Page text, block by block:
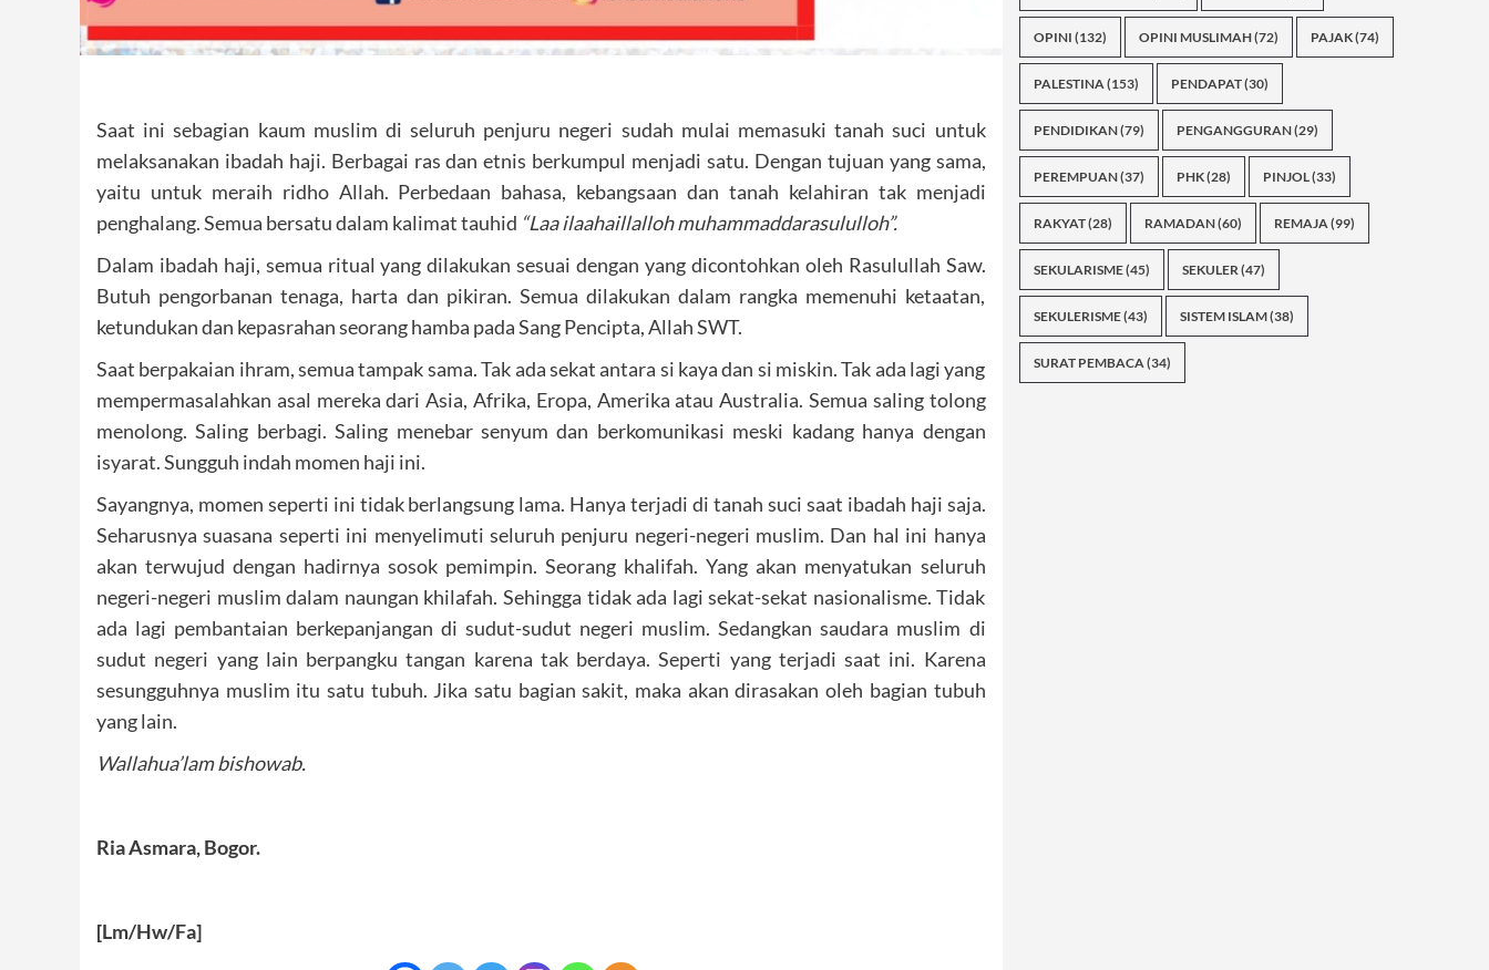
Saat ini sebagian kaum muslim di seluruh penjuru negeri sudah mulai memasuki tanah suci untuk
melaksanakan ibadah haji. Berbagai ras dan etnis berkumpul menjadi satu. Dengan tujuan yang sama,
yaitu untuk meraih ridho Allah. Perbedaan bahasa, kebangsaan dan tanah kelahiran tak menjadi
penghalang. Semua bersatu dalam kalimat tauhid “Laa ilaahaillalloh muhammaddarasululloh”.
Dalam ibadah haji, semua ritual yang dilakukan sesuai dengan yang dicontohkan oleh Rasulullah Saw.
Butuh pengorbanan tenaga, harta dan pikiran. Semua dilakukan dalam rangka memenuhi ketaatan,
ketundukan dan kepasrahan seorang hamba pada Sang Pencipta, Allah SWT.
Saat berpakaian ihram, semua tampak sama. Tak ada sekat antara si kaya dan si miskin. Tak ada lagi yang
mempermasalahkan asal mereka dari Asia, Afrika, Eropa, Amerika atau Australia. Semua saling tolong
menolong. Saling berbagi. Saling menebar senyum dan berkomunikasi meski kadang hanya dengan
isyarat. Sungguh indah momen haji ini.
Sayangnya, momen seperti ini tidak berlangsung lama. Hanya terjadi di tanah suci saat ibadah haji saja.
Seharusnya suasana seperti ini menyelimuti seluruh penjuru negeri-negeri muslim. Dan hal ini hanya
akan terwujud dengan hadirnya sosok pemimpin. Seorang khalifah. Yang akan menyatukan seluruh
negeri-negeri muslim dalam naungan khilafah. Sehingga tidak ada lagi sekat-sekat nasionalisme. Tidak
ada lagi pembantaian berkepanjangan di sudut-sudut negeri muslim. Sedangkan saudara muslim di
sudut negeri yang lain berpangku tangan karena tak berdaya. Seperti yang terjadi saat ini. Karena
sesungguhnya muslim itu satu tubuh. Jika satu bagian sakit, maka akan dirasakan oleh bagian tubuh
yang lain.
Wallahua’lam bishowab.
Ria Asmara, Bogor.
[Lm/Hw/Fa]
OPINI (132) OPINI MUSLIMAH(72) PAJAK(74)
PALESTINA(153) PENDAPAT(30)
PENDIDIKAN(79) PENGANGGURAN(29)
PEREMPUAN(37) PHK(28) PINJOL(33)
RAKYAT(28) RAMADAN(60) REMAJA(99)
SEKULARISME(45) SEKULER(47)
SEKULERISME(43) SISTEM ISLAM(38)
SURAT PEMBACA(34)